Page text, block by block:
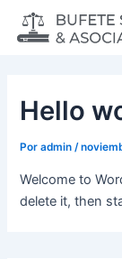
Hello
Poradmin/
Welcome to
delete it, then